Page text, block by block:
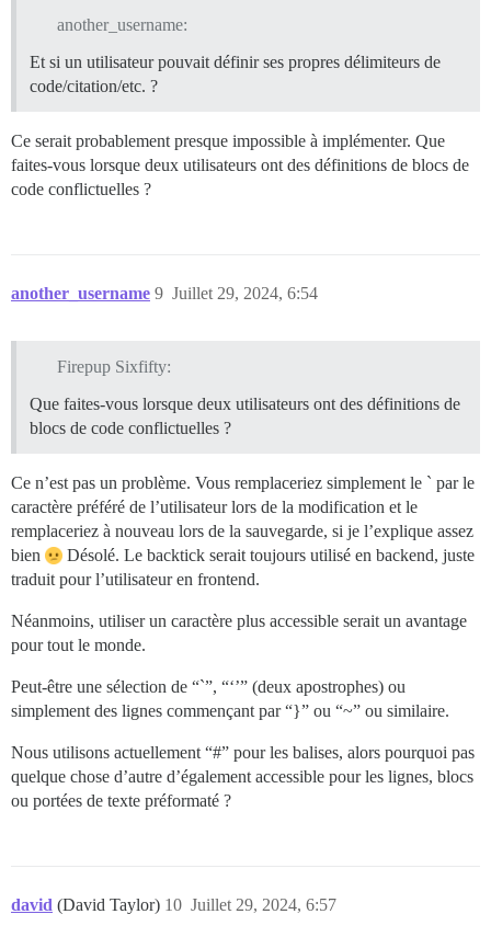
another_username:
Et si un utilisateur pouvait définir ses propres délimiteurs de
code/citation/etc. ?
Ce serait probablement presque impossible à implémenter. Que
faites-vous lorsque deux utilisateurs ont des définitions de blocs de
code conflictuelles ?
another_username Juillet 29, 2024, 6:54
9
Firepup Sixfifty:
Que faites-vous lorsque deux utilisateurs ont des définitions de
blocs de code conflictuelles ?
Ce n’est pas un problème. Vous remplaceriez simplement le ` par le
caractère préféré de l’utilisateur lors de la modification et le
remplaceriez à nouveau lors de la sauvegarde, si je l’explique assez
bien
Désolé. Le backtick serait toujours utilisé en backend, juste
traduit pour l’utilisateur en frontend.
Néanmoins, utiliser un caractère plus accessible serait un avantage
pour tout le monde.
Peut-être une sélection de “`”, “‘’” (deux apostrophes) ou
simplement des lignes commençant par “}” ou “~” ou similaire.
Nous utilisons actuellement “#” pour les balises, alors pourquoi pas
quelque chose d’autre d’également accessible pour les lignes, blocs
ou portées de texte préformaté ?
david (David Taylor) Juillet 29, 2024, 6:57
10